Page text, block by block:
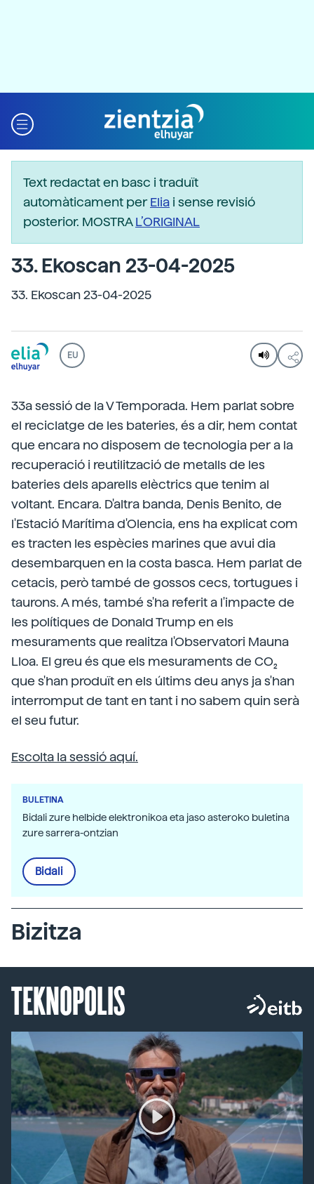
Text redactat en basc i traduït
automàticament perElia i sense revisió
posterior. MOSTRAL’ORIGINAL
33. Ekoscan 23-04-2025
33. Ekoscan 23-04-2025
EU
33a sessió de la V Temporada. Hem parlat sobre
el reciclatge de les bateries, és a dir, hem contat
que encara no disposem de tecnologia per a la
recuperació i reutilització de metalls de les
bateries dels aparells elèctrics que tenim al
voltant. Encara. D'altra banda, Denis Benito, de
l'Estació Marítima d'Olencia, ens ha explicat com
es tracten les espècies marines que avui dia
desembarquen en la costa basca. Hem parlat de
cetacis, però també de gossos cecs, tortugues i
taurons. A més, també s'ha referit a l'impacte de
les polítiques de Donald Trump en els
mesuraments que realitza l'Observatori Mauna
Lloa. El greu és que els mesuraments de CO₂
que s'han produït en els últims deu anys ja s'han
interromput de tant en tant i no sabem quin serà
el seu futur.
Escolta la sessió aquí.
BULETINA
Bidali zure helbide elektronikoa eta jaso asteroko buletina
zure sarrera-ontzian
Bidali
Bizitza
TEKNOPOLIS